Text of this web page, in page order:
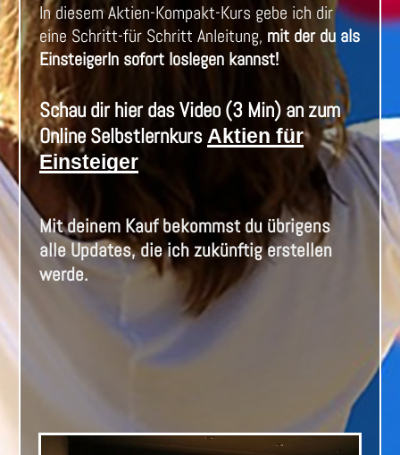
In diesem Aktien-Kompakt-Kurs gebe ich dir
eine Schritt-für Schritt Anleitung, mit der du als
EinsteigerIn sofort loslegen kannst!
Schau dir hier das Video (3 Min) an zum
Online Selbstlernkurs Aktien für
Einsteiger
Mit deinem Kauf bekommst du übrigens
alle Updates, die ich zukünftig erstellen
werde.